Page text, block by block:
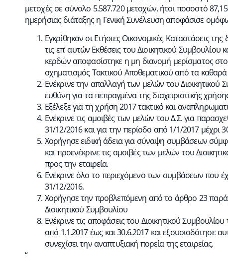
μετοχές σε σύνολο 5.587.720 μετοχών, ήτοι ποσοστό
ημερήσιας διάταξης η Γενική Συνέλευση αποφάσισε
Εγκρίθηκαν οι Ετήσιες Οικονομικές Καταστάσεις
τις επ’ αυτών Εκθέσεις του Διοικητικού
κερδών αποφασίστηκε η μη διανομή μερίσματος
σχηματισμός Τακτικού Αποθεματικού από τα
Ενέκρινε την απαλλαγή των μελών του
ευθύνη για τα πεπραγμένα της διαχειριστικής
Εξέλεξε για τη χρήση 2017 τακτικό και
Ενέκρινε τις αμοιβές των μελών του Δ.Σ. για
31/12/2016 και για την περίοδο από 1/1/2017 μέχρι
Χορήγησε ειδική άδεια για σύναψη συμβάσεων
και προενέκρινε τις αμοιβές των μελών του
προς την εταιρεία.
Ενέκρινε όλο το περιεχόμενο των συμβάσεων που
31/12/2016.
Χορήγησε την προβλεπόμενη από το άρθρο 23
Διοικητικού Συμβουλίου
Ενέκρινε τις αποφάσεις του Διοικητικού
από 1.1.2017 έως και 30.6.2017 και εξουσιοδότησε
συνεχίσει την αναπτυξιακή πορεία της εταιρείας.
“